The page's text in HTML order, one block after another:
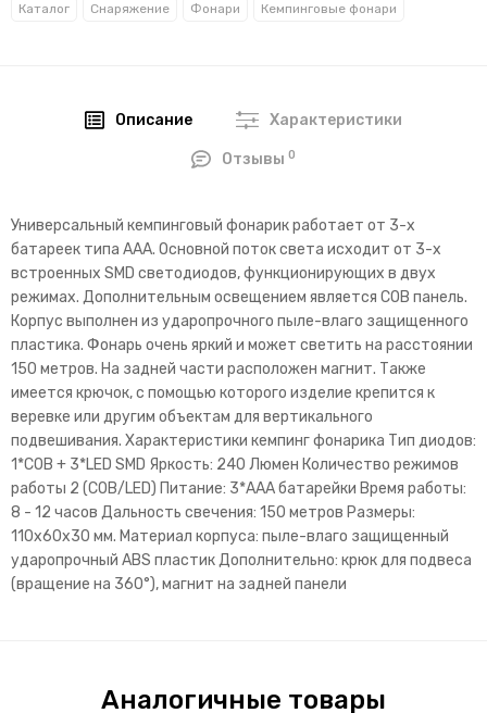
Каталог Снаряжение Фонари Кемпинговые фонари
Описание Характеристики
Отзывы0
Универсальный кемпинговый фонарик работает от 3-х
батареек типа ААА. Основной поток света исходит от 3-х
встроенных SMD светодиодов, функционирующих в двух
режимах. Дополнительным освещением является COB панель.
Корпус выполнен из ударопрочного пыле-влаго защищенного
пластика. Фонарь очень яркий и может светить на расстоянии
150 метров. На задней части расположен магнит. Также
имеется крючок, с помощью которого изделие крепится к
веревке или другим объектам для вертикального
подвешивания. Характеристики кемпинг фонарика Тип диодов:
1*COB + 3*LED SMD Яркость: 240 Люмен Количество режимов
работы 2 (COB/LED) Питание: 3*ААА батарейки Время работы:
8 - 12 часов Дальность свечения: 150 метров Размеры:
110х60х30 мм. Материал корпуса: пыле-влаго защищенный
ударопрочный ABS пластик Дополнительно: крюк для подвеса
(вращение на 360°), магнит на задней панели
Аналогичные товары